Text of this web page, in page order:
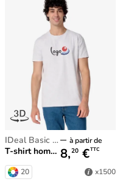
iDeal Basic Brand
T-shirt homme iDeal190
à partir de
8,20 €TTC
20 x1500